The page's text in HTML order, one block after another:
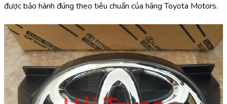
được bảo hành đúng theo tiêu chuẩn của hãng Toyota Motors.